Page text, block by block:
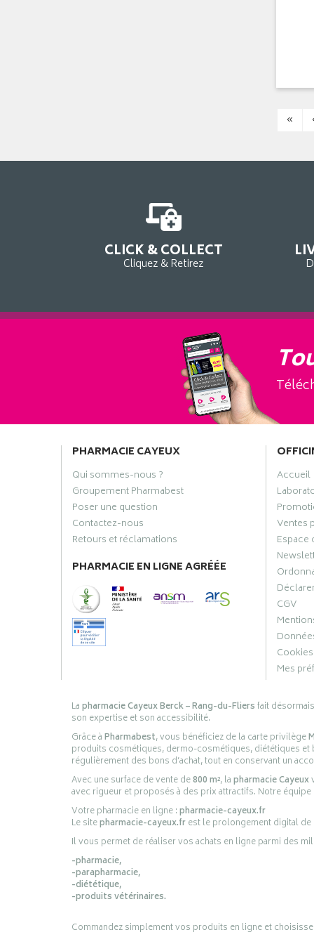
«
CLICK & COLLECT
Cliquez & Retirez
PHARMACIE CAYEUX
Qui sommes-nous ?
Groupement Pharmabest
Poser une question
Contactez-nous
Retours et réclamations
PHARMACIE EN LIGNE AGRÉÉE
Accueil
Ventes
Espace
CGV
Cookies
Mes
Lapharmacie Cayeux Berck – Rang-du-Fliersfait
son expertise et son accessibilité.
Grâce àPharmabest, vous bénéficiez de la carte privilège
produits cosmétiques, dermo-cosmétiques, diététiques
régulièrement des bons d’achat, tout en conservant un
Avec une surface de vente de800 m², lapharmacie Cayeux
avec rigueur et proposés à des prix attractifs. Notre
Votre pharmacie en ligne :pharmacie-cayeux.fr
Le sitepharmacie-cayeux.frest le prolongement digital de
Il vous permet de réaliser vos achats en ligne parmi des
-pharmacie,
-parapharmacie,
-diététique,
-produits vétérinaires.
Commandez simplement vos produits en ligne et